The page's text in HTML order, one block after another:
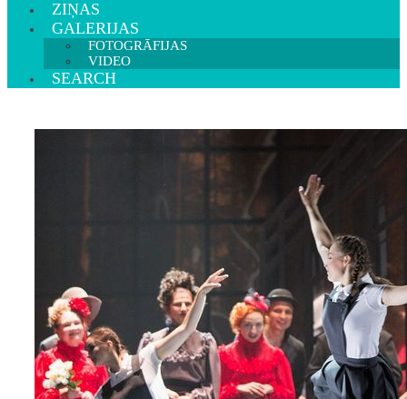
ZIŅAS
GALERIJAS
FOTOGRĀFIJAS
VIDEO
SEARCH